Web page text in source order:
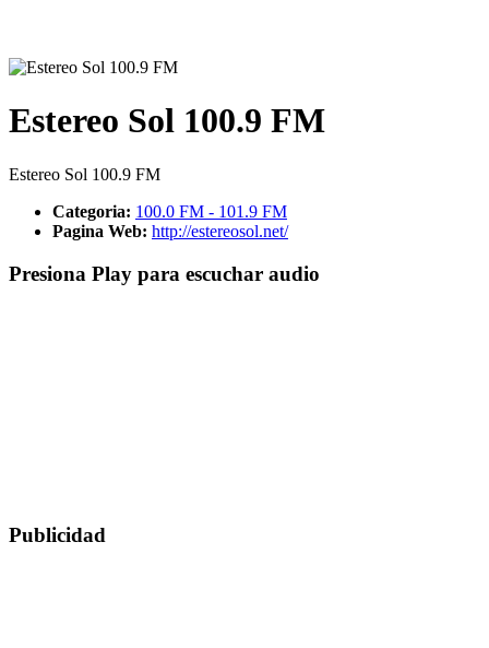
Estereo Sol 100.9 FM
Estereo Sol 100.9 FM
Categoria: 100.0 FM - 101.9 FM
Pagina Web: http://estereosol.net/
Presiona Play para escuchar audio
Publicidad